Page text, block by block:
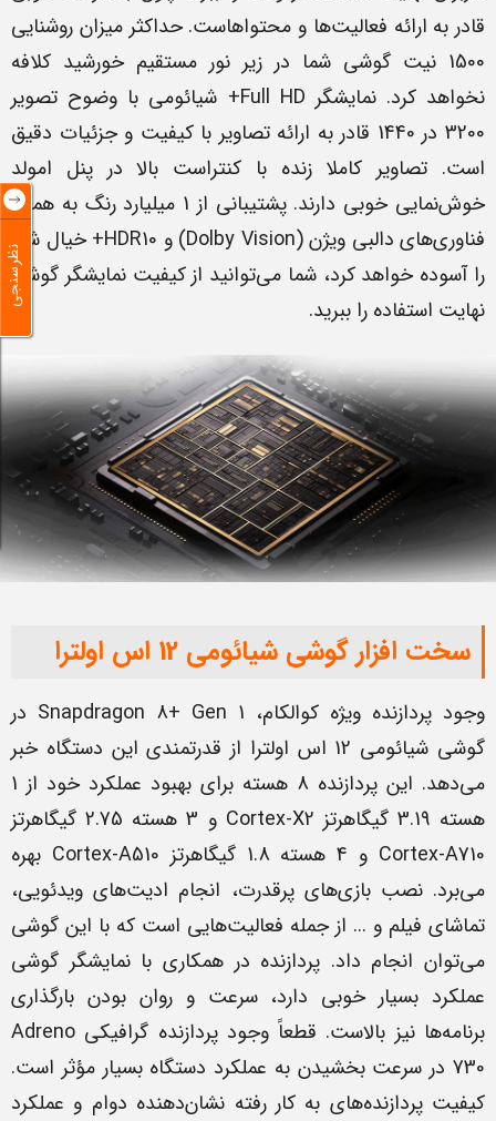
قادر به ارائه فعالیت‌ها و محتواهاست. حداکثر میزان روشنایی
1500 نیت گوشی شما در زیر نور مستقیم خورشید کلافه
نخواهد کرد. نمایشگر Full HD+ شیائومی با وضوح تصویر
3200 در 1440 قادر به ارائه تصاویر با کیفیت و جزئیات دقیق
است. تصاویر کاملا زنده با کنتراست بالا در پنل امولد
خوش‌نمایی خوبی دارند. پشتیبانی از 1 میلیارد رنگ به همراه
فناوری‌های دالبی ویژن (Dolby Vision) و HDR10+ خیال شما
را آسوده خواهد کرد، شما می‌توانید از کیفیت‌ نمایشگر گوشی
نهایت استفاده را ببرید.
سخت افزار گوشی شیائومی 12 اس اولترا
وجود پردازنده ویژه کوالکام، Snapdragon 8+ Gen 1 در
گوشی شیائومی 12 اس اولترا از قدرتمندی این دستگاه خبر
می‌دهد. این پردازنده 8 هسته برای بهبود عملکرد خود از 1
هسته 3.19 گیگاهرتز Cortex-X2 و 3 هسته 2.75 گیگاهرتز
Cortex-A710 و 4 هسته 1.8 گیگاهرتز Cortex-A510 بهره
می‌برد. نصب بازی‌های پرقدرت، انجام ادیت‌های ویدئویی،
تماشای فیلم و ... از جمله فعالیت‌هایی است که با این گوشی
می‌توان انجام داد. پردازنده در همکاری با نمایشگر گوشی
عملکرد بسیار خوبی دارد، سرعت و روان بودن بارگذاری
برنامه‌ها نیز بالاست. قطعاً وجود پردازنده گرافیکی Adreno
730 در سرعت بخشیدن به عملکرد دستگاه بسیار مؤثر است.
کیفیت پردازنده‌های به کار رفته نشان‌دهنده دوام و عملکرد
نظرسنجی